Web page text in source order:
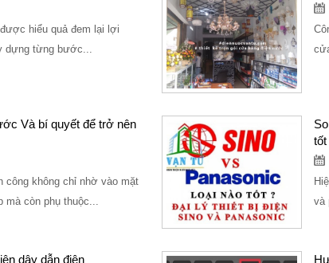
hiểu quả đem lại lợi
dựng từng bước...
Và bí quyết để trở nên
công không chỉ nhờ vào mặt
mà còn phụ thuộc...
tốt
và
dây dẫn điện